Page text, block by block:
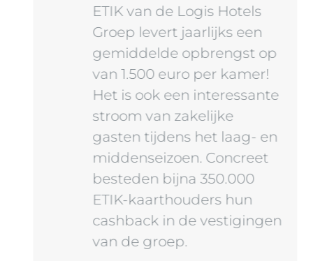
ETIK van de Logis Hotels
Groep levert jaarlijks een
gemiddelde opbrengst op
van 1.500 euro per kamer!
Het is ook een interessante
stroom van zakelijke
gasten tijdens het laag- en
middenseizoen. Concreet
besteden bijna 350.000
ETIK-kaarthouders hun
cashback in de vestigingen
van de groep.